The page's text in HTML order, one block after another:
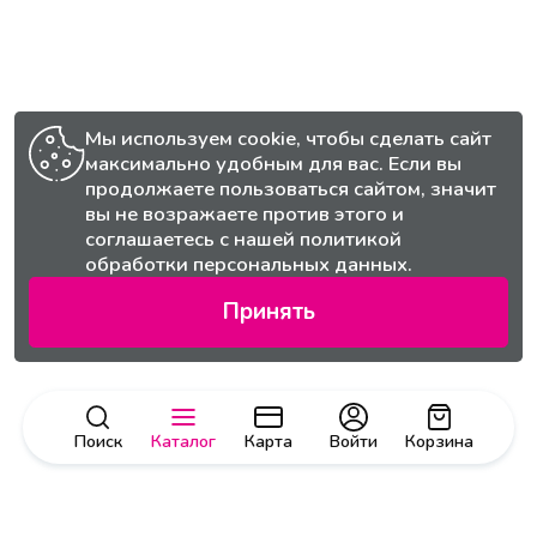
Поиск Каталог Карта Корзина
Войти
Мы используем cookie, чтобы сделать сайт
максимально удобным для вас. Если вы
продолжаете пользоваться сайтом, значит
вы не возражаете против этого и
соглашаетесь с нашей политикой
обработки персональных данных.
Принять